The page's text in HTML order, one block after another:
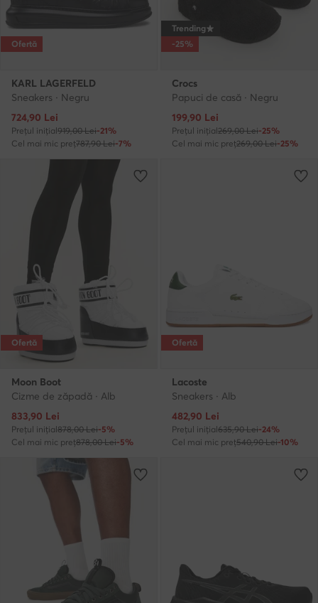
Ofertă
KARL LAGERFELD
Sneakers · Negru
Prețul actual
724,90 Lei
Prețul inițial919,00 Lei-21%
Cel mai mic preț787,90 Lei-7%
Trending
-25%
Crocs
Papuci de casă · Negru
Prețul actual
199,90 Lei
Prețul inițial269,00 Lei-25%
Cel mai mic preț269,00 Lei-25%
Ofertă
Moon Boot
Cizme de zăpadă · Alb
Prețul actual
833,90 Lei
Prețul inițial878,00 Lei-5%
Cel mai mic preț878,00 Lei-5%
Ofertă
Lacoste
Sneakers · Alb
Prețul actual
482,90 Lei
Prețul inițial635,90 Lei-24%
Cel mai mic preț540,90 Lei-10%